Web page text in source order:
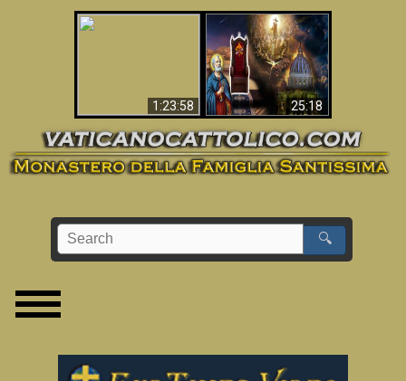
1:23:58 25:18
La Bibbia ha previsto
70 anni senza Papa?
🔍